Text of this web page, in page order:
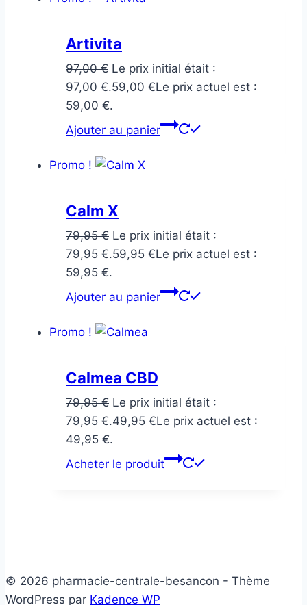
Artivita
97,00€ Le prix initial était :
97,00 €.59,00 €Le prix actuel est :
59,00 €.
Ajouter au panier
Promo !
Calm X
79,95€ Le prix initial était :
79,95 €.59,95 €Le prix actuel est :
59,95 €.
Ajouter au panier
Promo !
Calmea CBD
79,95€ Le prix initial était :
79,95 €.49,95 €Le prix actuel est :
49,95 €.
Acheter le produit
© 2026 pharmacie-centrale-besancon - Thème
WordPress par Kadence WP